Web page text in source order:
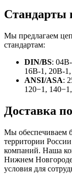
Стандарты
Мы предлагаем
стандартам:
DIN/BS:
16В-1, 20В-
ANSI/ASA:
120−1,
Доставка
Мы обеспечиваем
территории
компаний. Наша
Нижнем
условия для